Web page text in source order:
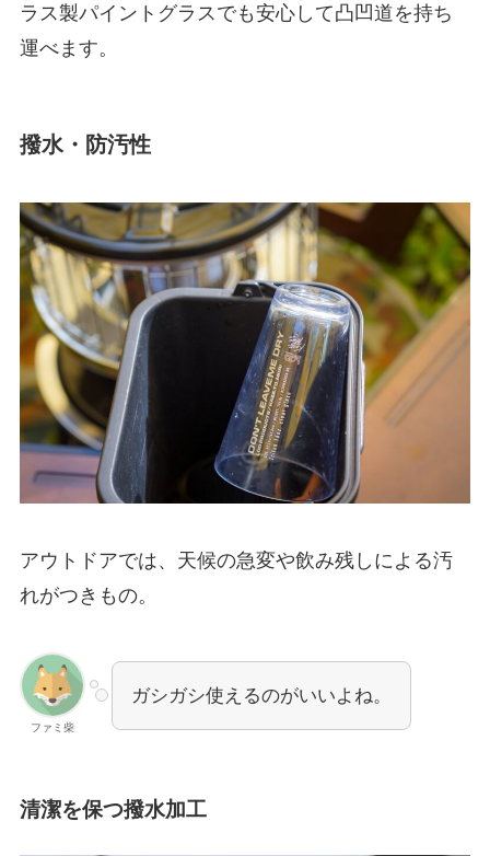
ラス製パイントグラスでも安心して凸凹道を持ち
運べます。
撥水・防汚性
アウトドアでは、天候の急変や飲み残しによる汚
れがつきもの。
ファミ柴
ガシガシ使えるのがいいよね。
清潔を保つ撥水加工